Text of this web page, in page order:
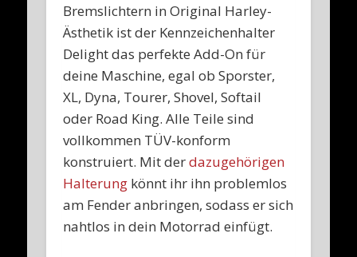
Bremslichtern in Original Harley-
Ästhetik ist der Kennzeichenhalter
Delight das perfekte Add-On für
deine Maschine, egal ob Sporster,
XL, Dyna, Tourer, Shovel, Softail
oder Road King. Alle Teile sind
vollkommen TÜV-konform
konstruiert. Mit derdazugehörigen
Halterung könnt ihr ihn problemlos
am Fender anbringen, sodass er sich
nahtlos in dein Motorrad einfügt.